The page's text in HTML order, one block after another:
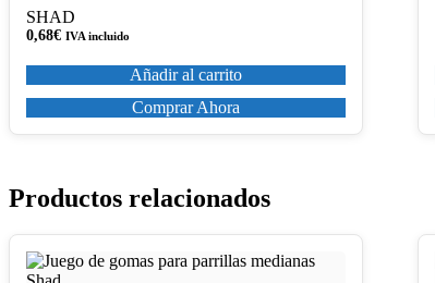
SHAD
0,68€ IVA incluido
Añadir al carrito
Comprar Ahora
Productos relacionados